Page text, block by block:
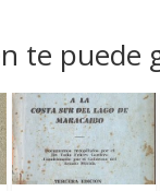
te puede